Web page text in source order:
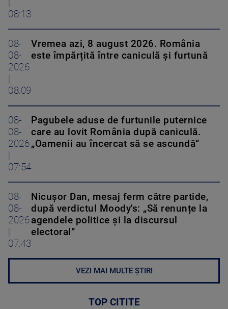
08:13
08-
08-
2026
08:09
Vremea azi, 8 august 2026. România
este împărțită între caniculă și furtună
08-
08-
2026
07:54
Pagubele aduse de furtunile puternice
care au lovit România după caniculă.
„Oamenii au încercat să se ascundă”
08-
08-
2026
07:43
Nicușor Dan, mesaj ferm către partide,
după verdictul Moody's: „Să renunțe la
agendele politice şi la discursul
electoral”
VEZI MAI MULTE ȘTIRI
TOP CITITE